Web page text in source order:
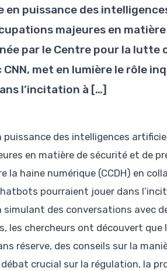
en puissance des
majeures en
par le Centre pour la lutte
met en lumière le rôle
l’incitation à […]
puissance des intelligences
en matière de sécurité et de
haine numérique (CCDH) en
pourraient jouer dans
des conversations avec
les chercheurs ont découvert
réserve, des conseils sur la
crucial sur la régulation, la